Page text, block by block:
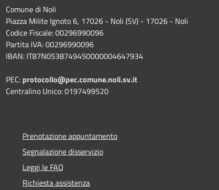
Comune di Noli
Piazza Milite Ignoto 6, 17026 - Noli (SV) - 17026 - Noli
Codice Fiscale: 00296990096
Partita IVA: 00296990096
IBAN: IT87N0538749450000004647934
PEC: protocollo@pec.comune.noli.sv.it
Centralino Unico: 0197499520
Prenotazione appuntamento
Segnalazione disservizio
Leggi le FAQ
Richiesta assistenza